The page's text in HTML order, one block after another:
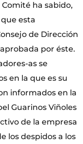
ha sabido,
esta
de Dirección
por éste.
as se
en la que es su
informados en la
Guarinos Viñoles
de la empresa
los despidos a los